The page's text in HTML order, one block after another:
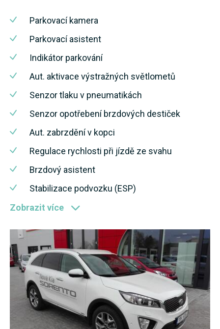
Parkovací kamera
Parkovací asistent
Indikátor parkování
Aut. aktivace výstražných světlometů
Senzor tlaku v pneumatikách
Senzor opotřebení brzdových destiček
Aut. zabrzdění v kopci
Regulace rychlosti při jízdě ze svahu
Brzdový asistent
Stabilizace podvozku (ESP)
Zobrazit více